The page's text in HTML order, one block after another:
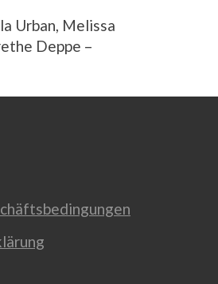
Urban, Melissa
Deppe –